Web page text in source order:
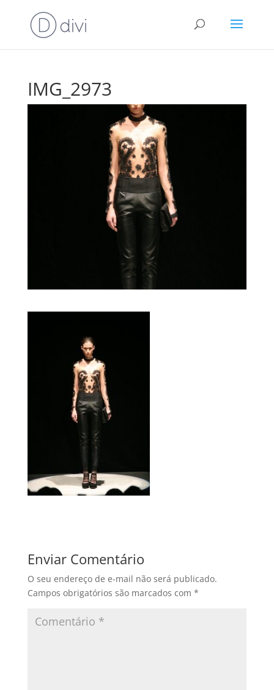
IMG_2973
Enviar Comentário
O seu endereço de e-mail não será publicado.
Campos obrigatórios são marcados com *